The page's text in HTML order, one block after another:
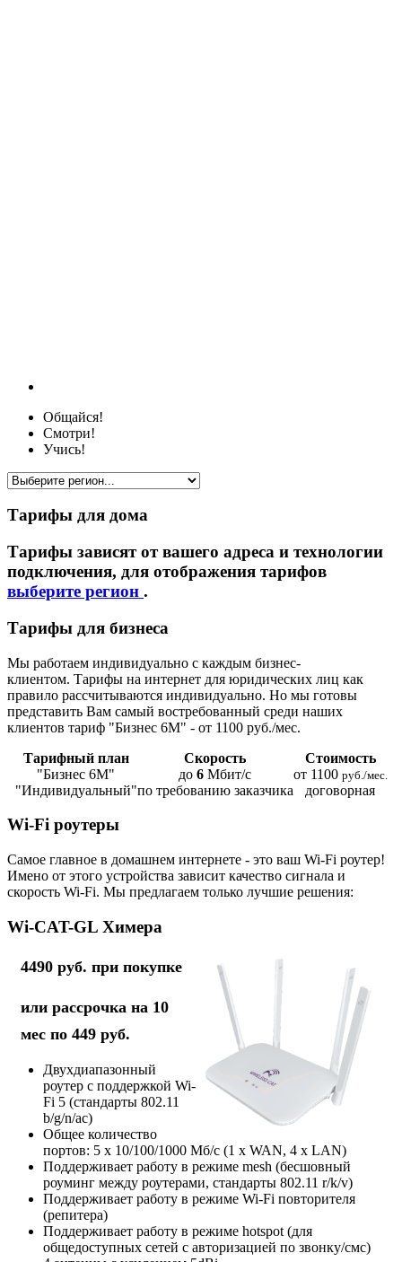
Общайся!
Смотри!
Учись!
Тарифы для дома
Тарифы зависят от вашего адреса и технологии
подключения, для отображения тарифов
выберите регион .
Тарифы для бизнеса
Мы работаем индивидуально с каждым бизнес-
клиентом. Тарифы на интернет для юридических лиц как
правило рассчитываются индивидуально. Но мы готовы
представить Вам самый востребованный среди наших
клиентов тариф "Бизнес 6М" - от 1100 руб./мес.
Тарифный план
Скорость
Стоимость
"Бизнес 6М"
до 6 Мбит/с от 1100 руб./мес.
"Индивидуальный"по требованию заказчика договорная
Wi-Fi роутеры
Самое главное в домашнем интернете - это ваш Wi-Fi роутер!
Имено от этого устройства зависит качество сигнала и
скорость Wi-Fi. Мы предлагаем только лучшие решения:
Wi-CAT-GL Химера
4490 руб. при покупке
или рассрочка на 10
мес по 449 руб.
Двухдиапазонный
роутер с поддержкой Wi-
Fi 5 (стандарты 802.11
b/g/n/ac)
Общее количество
портов: 5 х 10/100/1000 Мб/с (1 x WAN, 4 x LAN)
Поддерживает работу в режиме mesh (бесшовный
роуминг между роутерами, стандарты 802.11 r/k/v)
Поддерживает работу в режиме Wi-Fi повторителя
(репитера)
Поддерживает работу в режиме hotspot (для
общедоступных сетей с авторизацией по звонку/смс)